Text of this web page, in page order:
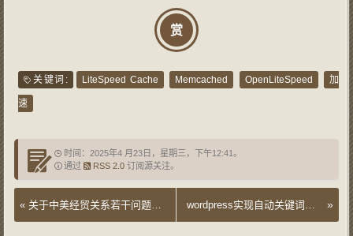
赏
关键词: LiteSpeed Cache Memcached OpenLiteSpeed 加
速
时间：2025年4 月23日，星期三，下午12:41。
通过
RSS 2.0订阅源关注。
« 关于中美经贸关系若干问题的中方立场 »